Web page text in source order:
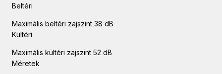
Beltéri
Maximális beltéri zajszint 38 dB
Kültéri
Maximális kültéri zajszint 52 dB
Méretek